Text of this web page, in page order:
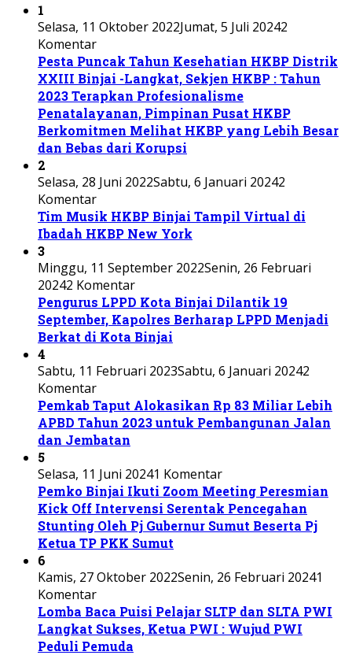
1
Selasa, 11 Oktober 2022Jumat, 5 Juli 20242
Komentar
Pesta Puncak Tahun Kesehatian HKBP Distrik
XXIII Binjai -Langkat, Sekjen HKBP : Tahun
2023 Terapkan Profesionalisme
Penatalayanan, Pimpinan Pusat HKBP
Berkomitmen Melihat HKBP yang Lebih Besar
dan Bebas dari Korupsi
2
Selasa, 28 Juni 2022Sabtu, 6 Januari 20242
Komentar
Tim Musik HKBP Binjai Tampil Virtual di
Ibadah HKBP New York
3
Minggu, 11 September 2022Senin, 26 Februari
20242 Komentar
Pengurus LPPD Kota Binjai Dilantik 19
September, Kapolres Berharap LPPD Menjadi
Berkat di Kota Binjai
4
Sabtu, 11 Februari 2023Sabtu, 6 Januari 20242
Komentar
Pemkab Taput Alokasikan Rp 83 Miliar Lebih
APBD Tahun 2023 untuk Pembangunan Jalan
dan Jembatan
5
Selasa, 11 Juni 20241 Komentar
Pemko Binjai Ikuti Zoom Meeting Peresmian
Kick Off Intervensi Serentak Pencegahan
Stunting Oleh Pj Gubernur Sumut Beserta Pj
Ketua TP PKK Sumut
6
Kamis, 27 Oktober 2022Senin, 26 Februari 20241
Komentar
Lomba Baca Puisi Pelajar SLTP dan SLTA PWI
Langkat Sukses, Ketua PWI : Wujud PWI
Peduli Pemuda